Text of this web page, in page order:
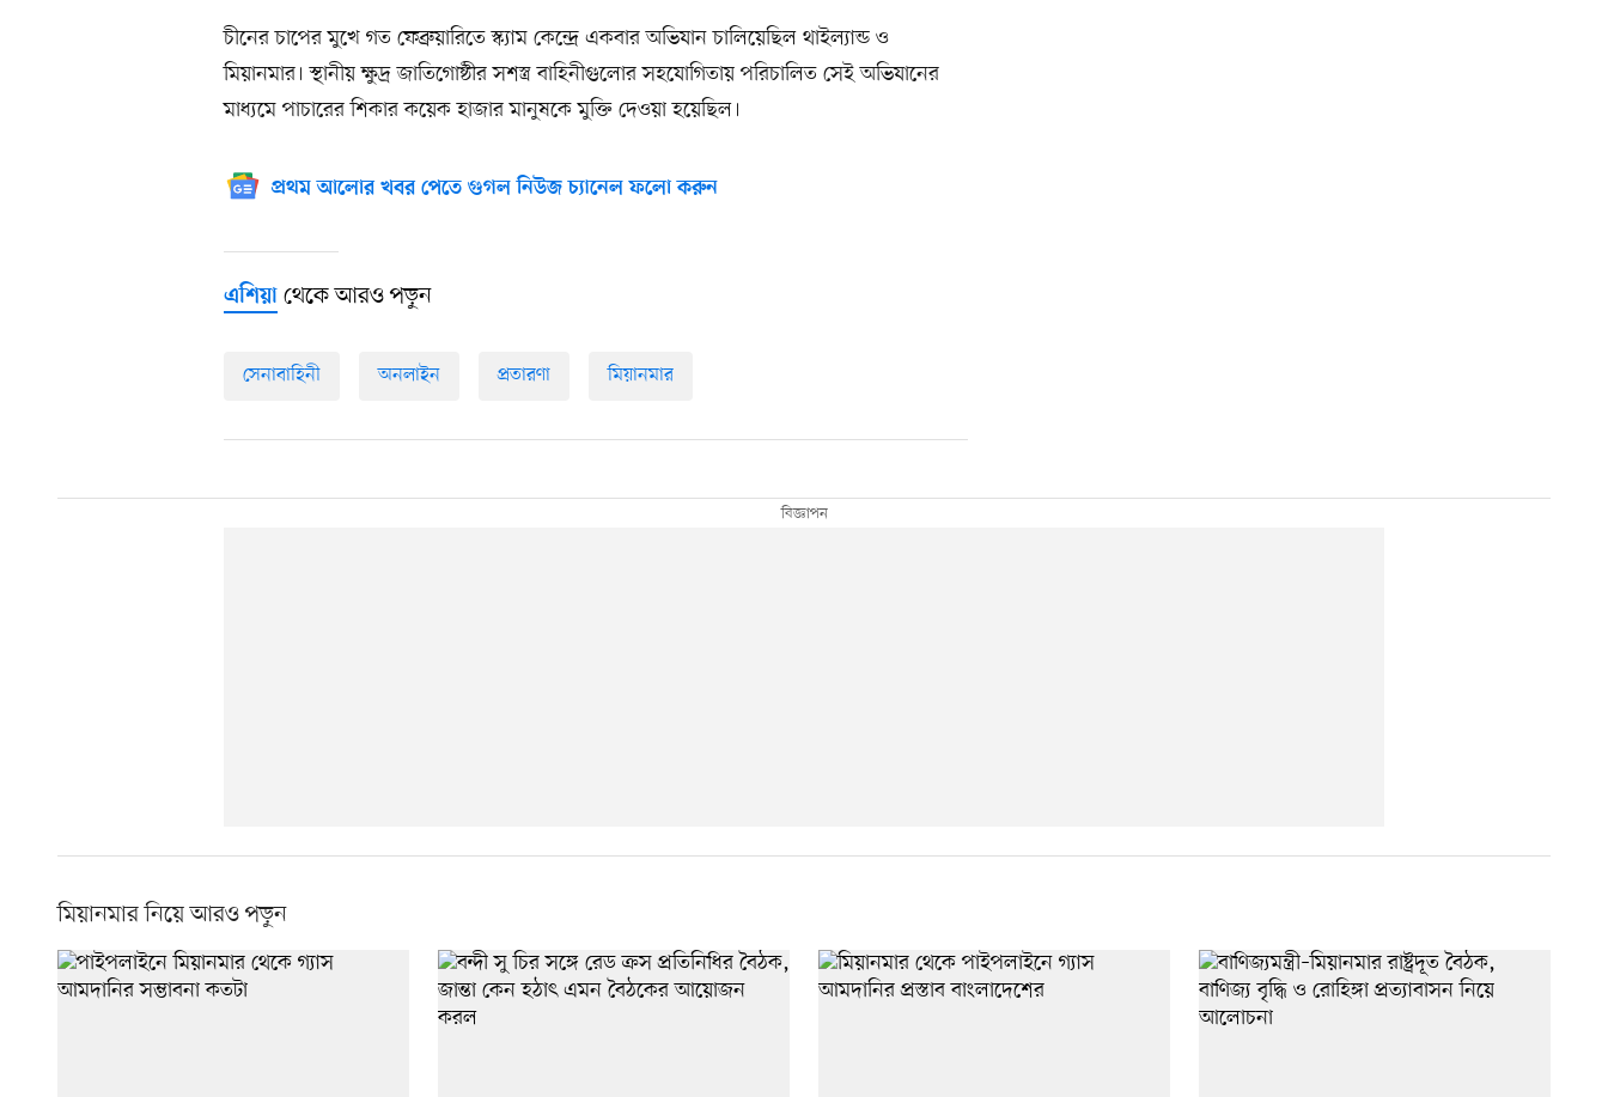
চীনের চাপের মুখে গত ফেব্রুয়ারিতে স্ক্যাম কেন্দ্রে একবার অভিযান চালিয়েছিল থাইল্যান্ড ও
মিয়ানমার। স্থানীয় ক্ষুদ্র জাতিগোষ্ঠীর সশস্ত্র বাহিনীগুলোর সহযোগিতায় পরিচালিত সেই অভিযানের
মাধ্যমে পাচারের শিকার কয়েক হাজার মানুষকে মুক্তি দেওয়া হয়েছিল।
প্রথম আলোর খবর পেতে গুগল নিউজ চ্যানেল ফলো করুন
এশিয়া থেকে আরও পড়ুন
সেনাবাহিনী অনলাইন প্রতারণা মিয়ানমার
মিয়ানমার নিয়ে আরও পড়ুন